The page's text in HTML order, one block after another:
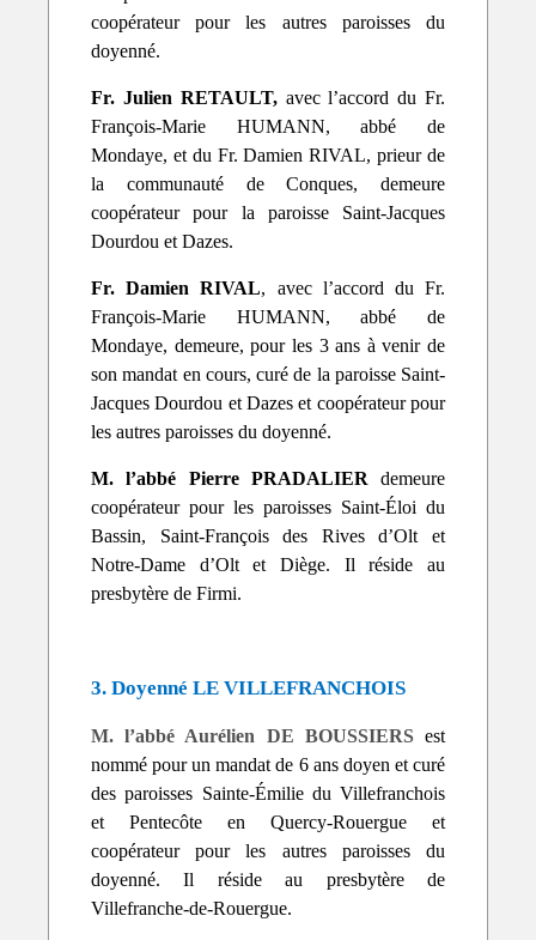
coopérateur pour les autres paroisses du
doyenné.
Fr. Julien RETAULT, avec l’accord du Fr.
François-Marie HUMANN, abbé de
Mondaye, et du Fr. Damien RIVAL, prieur de
la communauté de Conques, demeure
coopérateur pour la paroisse Saint-Jacques
Dourdou et Dazes.
Fr. Damien RIVAL, avec l’accord du Fr.
François-Marie HUMANN, abbé de
Mondaye, demeure, pour les 3 ans à venir de
son mandat en cours, curé de la paroisse Saint-
Jacques Dourdou et Dazes et coopérateur pour
les autres paroisses du doyenné.
M. l’abbé Pierre PRADALIER demeure
coopérateur pour les paroisses Saint-Éloi du
Bassin, Saint-François des Rives d’Olt et
Notre-Dame d’Olt et Diège. Il réside au
presbytère de Firmi.
3. Doyenné LE VILLEFRANCHOIS
M. l’abbé Aurélien DE BOUSSIERS est
nommé pour un mandat de 6 ans doyen et curé
des paroisses Sainte-Émilie du Villefranchois
et Pentecôte en Quercy-Rouergue et
coopérateur pour les autres paroisses du
doyenné. Il réside au presbytère de
Villefranche-de-Rouergue.